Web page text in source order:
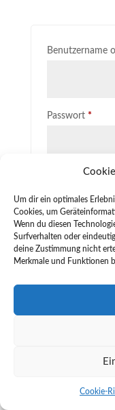
Um dir ein optimales
Cookies, um
Wenn du diesen
Surfverhalten oder
deine Zustimmung nicht
Merkmale und Funktionen
Cookie-
Benutzername
Passwort *
Passwort